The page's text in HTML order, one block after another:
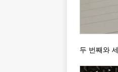
두 번째와